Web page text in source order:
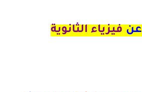
فيزياء الثانوية